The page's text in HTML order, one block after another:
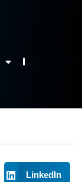
LinkedIn